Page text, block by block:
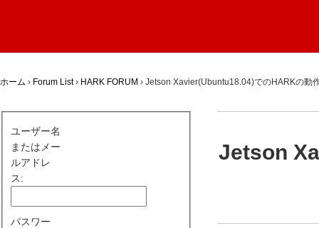
ホーム › Forum List › HARK FORUM › Jetson Xavier(Ubuntu18.04)でのHARKの動
Jetson
ユーザー名
またはメー
ルアドレ
ス:
パスワー